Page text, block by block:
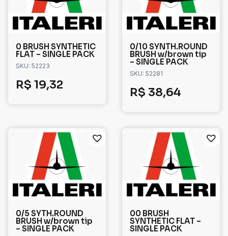
0 BRUSH SYNTHETIC
FLAT – SINGLE PACK
SKU: 52223
R$ 19,32
0/10 SYNTH.ROUND
BRUSH w/brown tip
– SINGLE PACK
SKU: 52281
R$ 38,64
0/5 SYTH.ROUND
BRUSH w/brown tip
– SINGLE PACK
00 BRUSH
SYNTHETIC FLAT –
SINGLE PACK